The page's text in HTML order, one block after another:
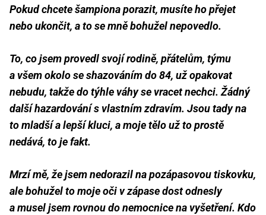
Pokud chcete šampiona porazit, musíte ho přejet
nebo ukončit, a to se mně bohužel nepovedlo.
To, co jsem provedl svojí rodině, přátelům, týmu
a všem okolo se shazováním do 84, už opakovat
nebudu, takže do týhle váhy se vracet nechci. Žádný
další hazardování s vlastním zdravím. Jsou tady na
to mladší a lepší kluci, a moje tělo už to prostě
nedává, to je fakt.
Mrzí mě, že jsem nedorazil na pozápasovou tiskovku,
ale bohužel to moje oči v zápase dost odnesly
a musel jsem rovnou do nemocnice na vyšetření. Kdo